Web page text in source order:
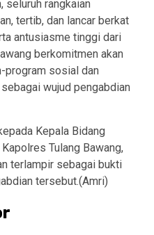
seluruh rangkaian
tertib, dan lancar berkat
antusiasme tinggi dari
berkomitmen akan
program sosial dan
wujud pengabdian
Kepala Bidang
Tulang Bawang,
terlampir sebagai bukti
tersebut.(Amri)